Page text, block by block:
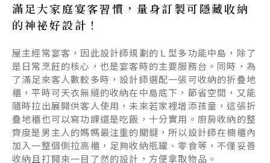
滿足大家庭宴客習慣，量身訂製可隱藏收納
的神祕好設計！
屋主經常宴客，因此設計師規劃的Ｌ型多功能中島，除了
是日常烹飪的核心，也是宴客時的主要服務台。同時，為
了滿足來客人數較多時，設計師選配一張可收納的折疊地
櫃，平時可天衣無縫的收納在中島底下，節省空間，又能
隨時拉出展開供客人使用，未來若家裡增添孩童，這張折
疊地櫃也可以寫功課還是吃飯，十分實用。廚房收納的整
齊度是男主人的媽媽最注重的關鍵，所以設計師在櫥櫃內
加入一整個側拉高櫃，足夠收納瓶罐、零食等，不僅妥善
收納且打開來一目了然的設計，方便拿取物品。